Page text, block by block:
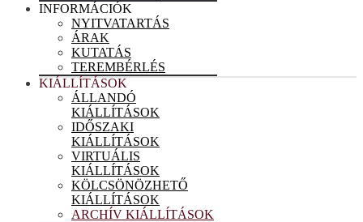
INFORMÁCIÓK
NYITVATARTÁS
ÁRAK
KUTATÁS
TEREMBÉRLÉS
KIÁLLÍTÁSOK
ÁLLANDÓ
KIÁLLÍTÁSOK
IDŐSZAKI
KIÁLLÍTÁSOK
VIRTUÁLIS
KIÁLLÍTÁSOK
KÖLCSÖNÖZHETŐ
KIÁLLÍTÁSOK
ARCHÍV KIÁLLÍTÁSOK